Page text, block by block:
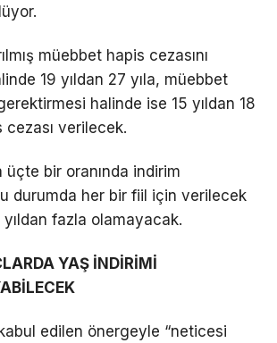
müebbet hapis cezasını
19 yıldan 27 yıla, müebbet
halinde ise 15 yıldan 18
cezası verilecek.
üçte bir oranında indirim
durumda her bir fiil için verilecek
yıldan fazla olamayacak.
YAŞ İNDİRİMİ
edilen önergeyle “neticesi